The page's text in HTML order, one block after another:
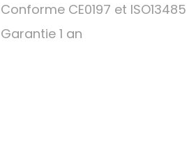
Conforme CE0197 et ISO13485
Garantie 1 an